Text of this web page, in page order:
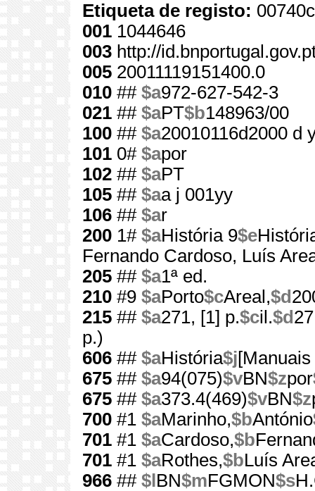
Etiqueta de registo:
001 1044646
003 http://
005 20011119151400.0
010 ## $a972-627-542-3
021 ## $aPT$b148963/00
100 ## $a20010116d2000 d
101 0# $apor
102 ## $aPT
105 ## $aa j 001yy
106 ## $ar
200 1# $aHistória 9$e
Fernando Cardoso, Luís
205 ## $a1ª ed.
210 #9 $aPorto$cAreal,$d
215 ## $a271, [1] p.$cil.$d
p.)
606 ## $aHistória$j
675 ## $a94(075)$vBN$zpor
675 ## $a373.4(469)$vBN$z
700 #1 $aMarinho,$bAntónio
701 #1 $aCardoso,$b
701 #1 $aRothes,$bLuís
966 ## $l BN$mFGMON$s